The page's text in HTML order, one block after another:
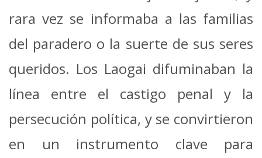
rara vez se informaba a las familias
del paradero o la suerte de sus seres
queridos. Los Laogai difuminaban la
línea entre el castigo penal y la
persecución política, y se convirtieron
en un instrumento clave para